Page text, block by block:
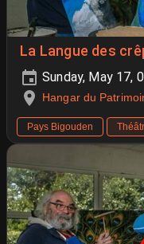
La Langue des
Sunday, May 17,
Hangar du
Pays Bigouden